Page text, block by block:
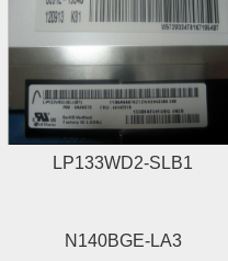
LP133WD2-SLB1
N140BGE-LA3